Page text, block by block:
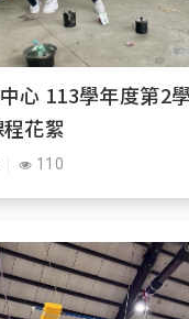
心 113學年度第2
花絮
110